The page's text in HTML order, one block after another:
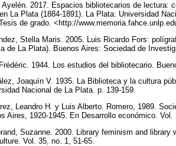
Ayelén. 2017. Espacios bibliotecarios de
La Plata (1884-1891). La Plata: Universidad
de grado. <http://
Stella Maris. 2005. Luis Ricardo Fors:
de La Plata). Buenos Aires: Sociedad de
1944. Los estudios del bibliotecario.
Joaquín V. 1935. La Biblioteca y la cultura
Nacional de La Plata. p. 139-159.
Leandro H. y Luis Alberto. Romero, 1989.
Aires, 1920-1945. En Desarrollo económico.
Suzanne. 2000. Library feminism and
Vol. 35, no. 1, 51-65.